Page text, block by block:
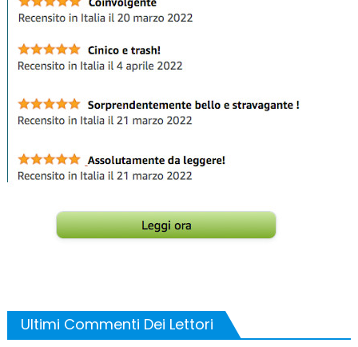
Ultimi Commenti Dei Lettori